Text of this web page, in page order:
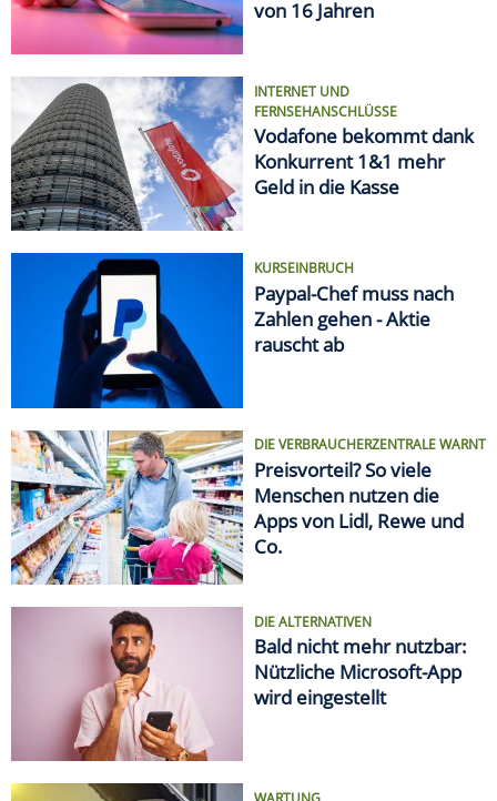
von 16 Jahren
INTERNET UND
FERNSEHANSCHLÜSSE
Vodafone bekommt dank
Konkurrent 1&1 mehr
Geld in die Kasse
KURSEINBRUCH
Paypal-Chef muss nach
Zahlen gehen - Aktie
rauscht ab
DIE VERBRAUCHERZENTRALE WARNT
Preisvorteil? So viele
Menschen nutzen die
Apps von Lidl, Rewe und
Co.
DIE ALTERNATIVEN
Bald nicht mehr nutzbar:
Nützliche Microsoft-App
wird eingestellt